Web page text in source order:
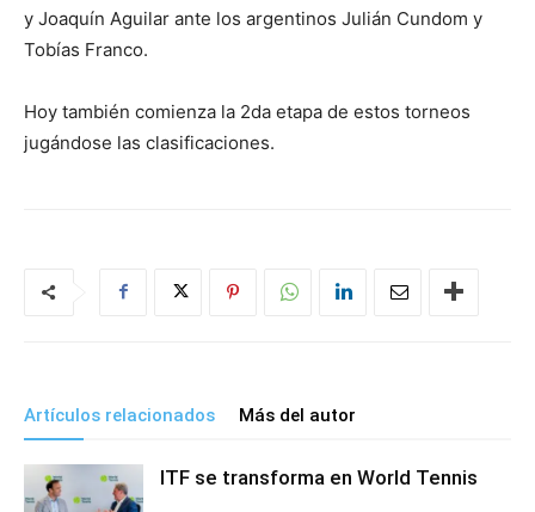
y Joaquín Aguilar ante los argentinos Julián Cundom y
Tobías Franco.
Hoy también comienza la 2da etapa de estos torneos
jugándose las clasificaciones.
Artículos relacionados Más del autor
ITF se transforma en World Tennis